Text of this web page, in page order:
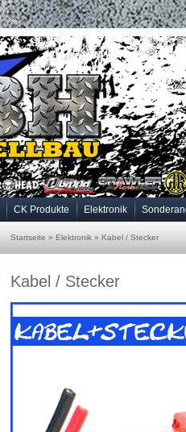
CK Produkte Elektronik
Startseite » Elektronik » Kabel / Stecker
Kabel / Stecker